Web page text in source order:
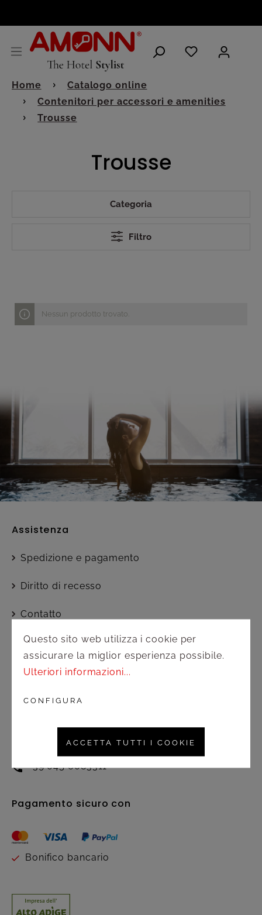
Home
Catalogo online
Contenitori per accessori e amenities
Trousse
Trousse
Categoria
Filtro
Nessun prodotto trovato.
Assistenza
Spedizione e pagamento
Diritto di recesso
Contatto
Servizio clienti
seguente orario:
commerciale@amonnhotel.com
+39 045 6083311
Pagamento sicuro con
Bonifico bancario
Questo sito web utilizza i cookie per
assicurare la miglior esperienza possibile.
Ulteriori informazioni...
CONFIGURA
ACCETTA TUTTI I COOKIE